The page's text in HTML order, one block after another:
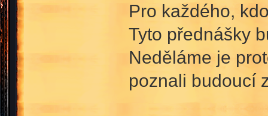
Pro každého,
Tyto přednášky
Neděláme je
poznali budoucí